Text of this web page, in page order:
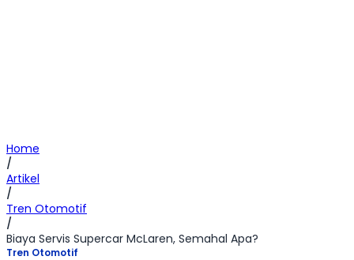
Home
/
Artikel
/
Tren Otomotif
/
Biaya Servis Supercar McLaren, Semahal Apa?
Tren Otomotif